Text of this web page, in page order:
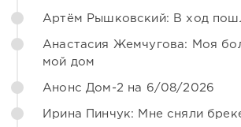
Артём Рышковский: В ход
Анастасия Жемчугова: Моя
мой дом
Анонс Дом-2 на 6/08/2026
Ирина Пинчук: Мне сняли